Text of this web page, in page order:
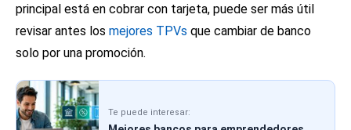
principal está en cobrar con tarjeta, puede ser más útil
revisar antes los mejores TPVs que cambiar de banco
solo por una promoción.
Te puede interesar: